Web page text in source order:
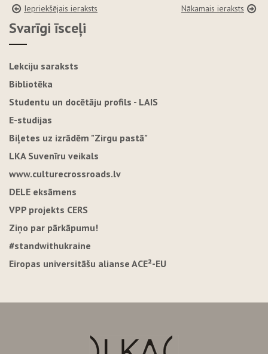
Iepriekšējais ieraksts Nākamais ieraksts
Svarīgi īsceļi
Lekciju saraksts
Bibliotēka
Studentu un docētāju profils - LAIS
E-studijas
Biļetes uz izrādēm "Zirgu pastā"
LKA Suvenīru veikals
www.culturecrossroads.lv
DELE eksāmens
VPP projekts CERS
Ziņo par pārkāpumu!
#standwithukraine
Eiropas universitāšu alianse ACE²-EU